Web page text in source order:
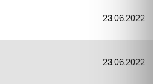
23.06.2022
23.06.2022